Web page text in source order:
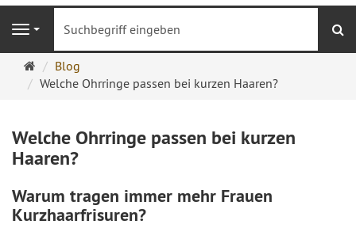
Navigation
Ohrringe
Ohrstecker
Blog
Welche Ohrringe passen bei kurzen Haaren?
Welche Ohrringe passen bei kurzen
Haaren?
Warum tragen immer mehr Frauen
Kurzhaarfrisuren?